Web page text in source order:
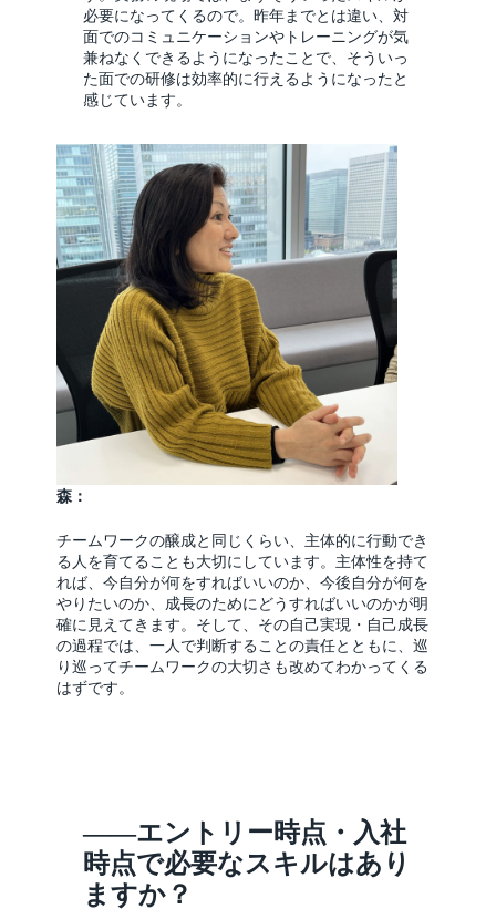
必要になってくるので。昨年までとは違い、対
面でのコミュニケーションやトレーニングが気
兼ねなくできるようになったことで、そういっ
た面での研修は効率的に行えるようになったと
感じています。
森：
チームワークの醸成と同じくらい、主体的に行動でき
る人を育てることも大切にしています。主体性を持て
れば、今自分が何をすればいいのか、今後自分が何を
やりたいのか、成長のためにどうすればいいのかが明
確に見えてきます。そして、その自己実現・自己成長
の過程では、一人で判断することの責任とともに、巡
り巡ってチームワークの大切さも改めてわかってくる
はずです。
――エントリー時点・入社
時点で必要なスキルはあり
ますか？